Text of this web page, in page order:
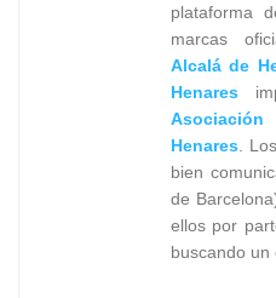
plataforma
marcas
Alcalá de
Henares
Henares .
bien
de
ellos por
buscando un